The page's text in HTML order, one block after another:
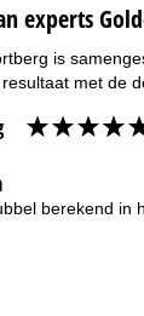
experts
is
met de
berekend in